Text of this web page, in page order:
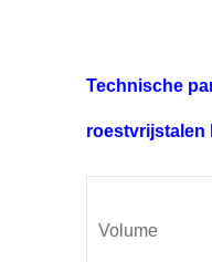
Technische
roestvrijstalen
Volume